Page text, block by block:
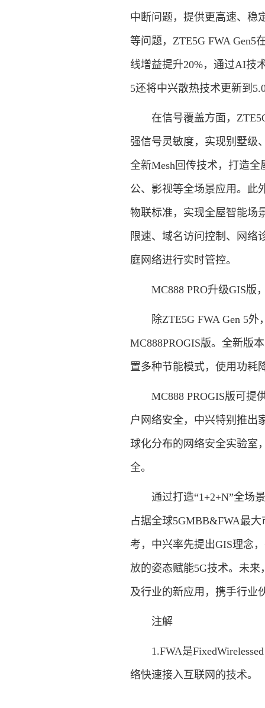
中断问题，提供更高速、稳
等问题，ZTE5G FWA
线增益提升20%，通过AI技
5还将中兴散热技术更新到
在信号覆盖方面，ZTE5G
强信号灵敏度，实现别墅级
全新Mesh回传技术，打造
公、影视等全场景应用。此
物联标准，实现全屋智能场
限速、域名访问控制、网络
庭网络进行实时管控。
MC888 PRO升级GIS版
除ZTE5G FWA Gen 5外
MC888PROGIS版。全新版
置多种节能模式，使用功耗
MC888 PROGIS版可提
户网络安全，中兴特别推出
球化分布的网络安全实验室
全。
通过打造“1+2+N”全场景
占据全球5GMBB&FWA最
考，中兴率先提出GIS理念
放的姿态赋能5G技术。未
及行业的新应用，携手行业
注解
1.FWA是FixedWirelessed
络快速接入互联网的技术。